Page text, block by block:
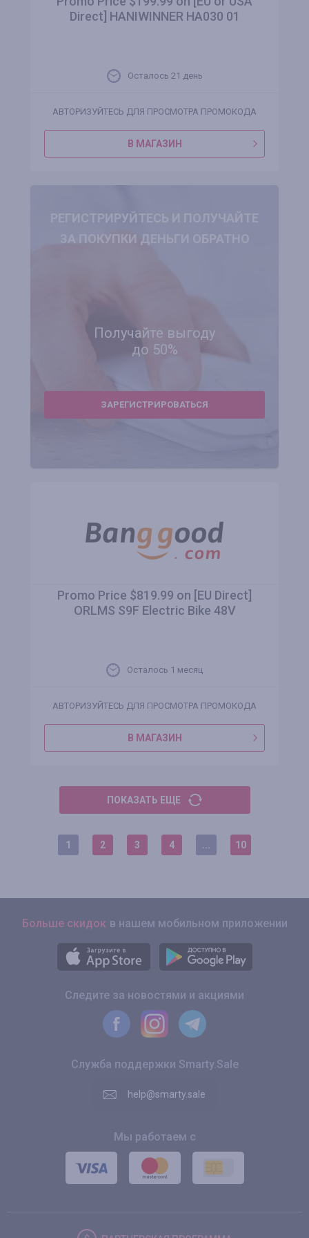
Direct] HANIWINNER HA030 01
Осталось 21 день
АВТОРИЗУЙТЕСЬ ДЛЯ ПРОСМОТРА ПРОМОКОДА
В МАГАЗИН
РЕГИСТРИРУЙТЕСЬ И ПОЛУЧАЙТЕ
ЗА ПОКУПКИ ДЕНЬГИ ОБРАТНО
Получайте выгоду
до 50%
ЗАРЕГИСТРИРОВАТЬСЯ
Promo Price $819.99 on [EU Direct]
ORLMS S9F Electric Bike 48V
Осталось 1 месяц
АВТОРИЗУЙТЕСЬ ДЛЯ ПРОСМОТРА ПРОМОКОДА
В МАГАЗИН
ПОКАЗАТЬ ЕЩЕ
1 2 3 4 10
Больше скидок в нашем мобильном приложении
Следите за новостями и акциями
Служба поддержки Smarty.Sale
help@smarty.sale
Мы работаем с